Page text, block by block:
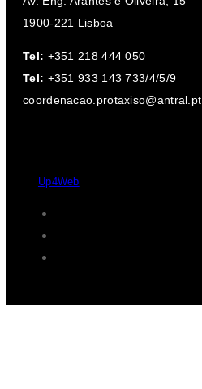
1900-221 Lisboa
Tel: +351 218 444 050
Tel: +351 933 143 733/4/5/9
coordenacao.protaxiso@antral.pt
Up4Web